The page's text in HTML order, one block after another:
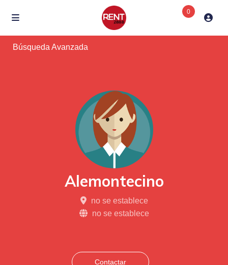
0
Búsqueda Avanzada
Alemontecino
no se establece
no se establece
Contactar